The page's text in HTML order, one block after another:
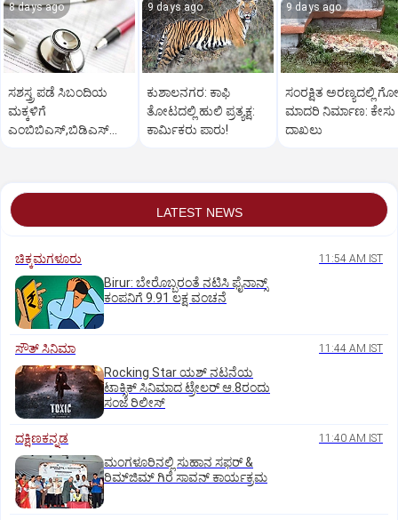
8 days ago
ಸಶಸ್ತ್ರ ಪಡೆ ಸಿಬಂದಿಯ
ಮಕ್ಕಳಿಗೆ
ಎಂಬಿಬಿಎಸ್‌,ಬಿಡಿಎಸ್‌
9 days ago
ಕುಶಾಲನಗರ: ಕಾಫಿ
ತೋಟದಲ್ಲಿ ಹುಲಿ ಪ್ರತ್ಯಕ್ಷ:
ಕಾರ್ಮಿಕರು ಪಾರು!
9 days ago
ಸಂರಕ್ಷಿತ ಅರಣ್ಯದಲ್ಲಿ
ಮಾದರಿ ನಿರ್ಮಾಣ: ಕೇಸು
ದಾಖಲು
LATEST NEWS
ಚಿಕ್ಕಮಗಳೂರು 11:54 AM IST
Birur: ಬೇರೊಬ್ಬರಂತೆ ನಟಿಸಿ ಫೈನಾನ್ಸ್
ಕಂಪನಿಗೆ 9.91 ಲಕ್ಷ ವಂಚನೆ
ಸೌತ್‌ ಸಿನಿಮಾ 11:44 AM IST
Rocking Star ಯಶ್‌ ನಟನೆಯ
ಟಾಕ್ಸಿಕ್‌ ಸಿನಿಮಾದ ಟ್ರೇಲರ್‌ ಆ.8ರಂದು
ಸಂಜೆ ರಿಲೀಸ್
ದಕ್ಷಿಣಕನ್ನಡ 11:40 AM IST
ಮಂಗಳೂರಿನಲ್ಲಿ ಸುಹಾನ ಸಫರ್ &
ರಿಮ್‌ಜಿಮ್ ಗಿರೆ ಸಾವನ್ ಕಾರ್ಯಕ್ರಮ